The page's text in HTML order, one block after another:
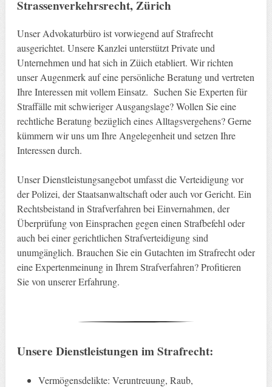
Strassenverkehrsrecht, Zürich
Unser Advokaturbüro ist vorwiegend auf Strafrecht
ausgerichtet. Unsere Kanzlei unterstützt Private und
Unternehmen und hat sich in Züich etabliert. Wir richten
unser Augenmerk auf eine persönliche Beratung und vertreten
Ihre Interessen mit vollem Einsatz. Suchen Sie Experten für
Straffälle mit schwieriger Ausgangslage? Wollen Sie eine
rechtliche Beratung bezüglich eines Alltagsvergehens? Gerne
kümmern wir uns um Ihre Angelegenheit und setzen Ihre
Interessen durch.
Unser Dienstleistungsangebot umfasst die Verteidigung vor
der Polizei, der Staatsanwaltschaft oder auch vor Gericht. Ein
Rechtsbeistand in Strafverfahren bei Einvernahmen, der
Überprüfung von Einsprachen gegen einen Strafbefehl oder
auch bei einer gerichtlichen Strafverteidigung sind
unumgänglich. Brauchen Sie ein Gutachten im Strafrecht oder
eine Expertenmeinung in Ihrem Strafverfahren? Profitieren
Sie von unserer Erfahrung.
Unsere Dienstleistungen im Strafrecht:
Vermögensdelikte: Veruntreuung, Raub,